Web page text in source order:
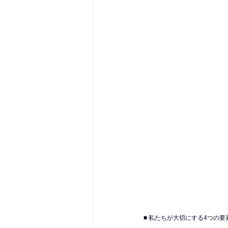
■ 私たちが大切にする4つの要